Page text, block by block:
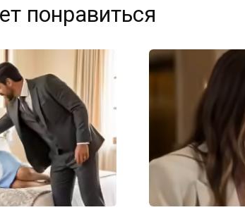
понравиться